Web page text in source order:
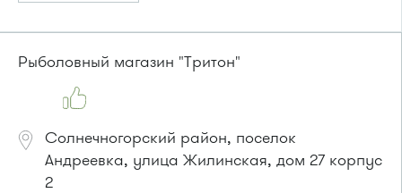
Рыболовный магазин "Тритон"
Солнечногорский район, поселок
Андреевка, улица Жилинская, дом 27 корпус
2